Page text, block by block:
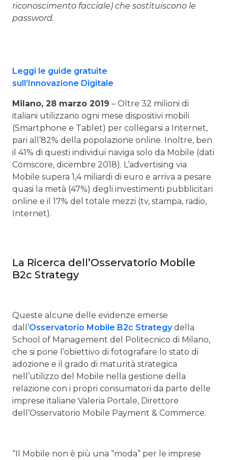
riconoscimento facciale) che sostituiscono le
password.
Leggi le guide gratuite
sull’Innovazione Digitale
Milano, 28 marzo 2019 – Oltre 32 milioni di
italiani utilizzano ogni mese dispositivi mobili
(Smartphone e Tablet) per collegarsi a Internet,
pari all’82% della popolazione online. Inoltre, ben
il 41% di questi individui naviga solo da Mobile (dati
Comscore, dicembre 2018). L’advertising via
Mobile supera 1,4 miliardi di euro e arriva a pesare
quasi la metà (47%) degli investimenti pubblicitari
online e il 17% del totale mezzi (tv, stampa, radio,
Internet).
La Ricerca dell’Osservatorio Mobile
B2c Strategy
Queste alcune delle evidenze emerse
dall’Osservatorio Mobile B2c Strategydella
School of Management del Politecnico di Milano,
che si pone l’obiettivo di fotografare lo stato di
adozione e il grado di maturità strategica
nell’utilizzo del Mobile nella gestione della
relazione con i propri consumatori da parte delle
imprese italiane Valeria Portale, Direttore
dell’Osservatorio Mobile Payment & Commerce.
“Il Mobile non è più una “moda” per le imprese